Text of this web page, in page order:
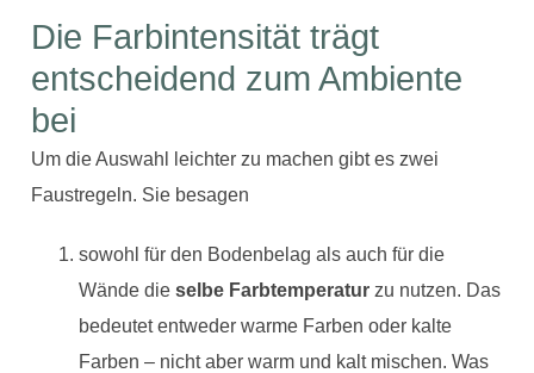
Die Farbintensität trägt
entscheidend zum Ambiente
bei
Um die Auswahl leichter zu machen gibt es zwei
Faustregeln. Sie besagen
sowohl für den Bodenbelag als auch für die
Wände dieselbe Farbtemperatur zu nutzen. Das
bedeutet entweder warme Farben oder kalte
Farben – nicht aber warm und kalt mischen. Was